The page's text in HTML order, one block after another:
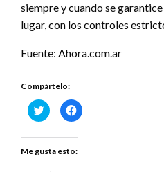
siempre y cuando se
lugar, con los controles
Fuente: Ahora.com.ar
Compártelo:
Haz
clic
en
Twitter
(Se
Haz
clic
Me gusta esto: